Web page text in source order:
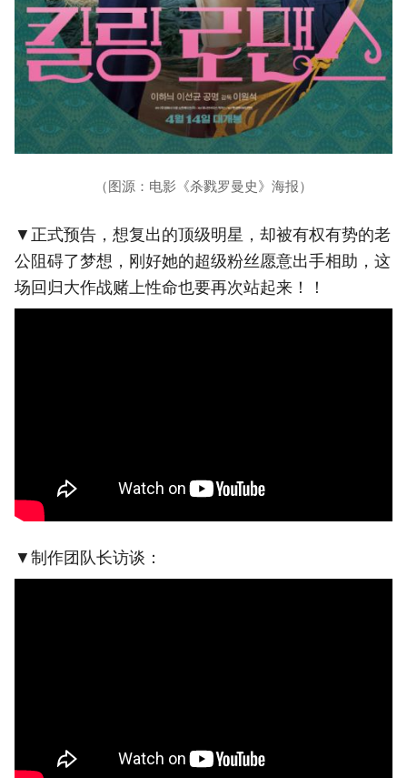
（图源：电影《杀戮罗曼史》海报）
▼正式预告，想复出的顶级明星，却被有权有势的老
公阻碍了梦想，刚好她的超级粉丝愿意出手相助，这
场回归大作战赌上性命也要再次站起来！！
▼制作团队长访谈：